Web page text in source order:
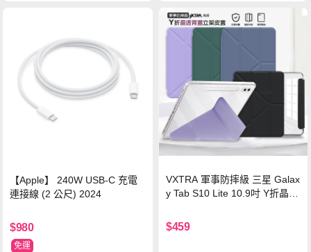
【Apple】 240W USB-C 充電
連接線 (2 公尺) 2024
$980
免運
VXTRA 軍事防摔級 三星 Galax
y Tab S10 Lite 10.9吋 Y折晶透
$459